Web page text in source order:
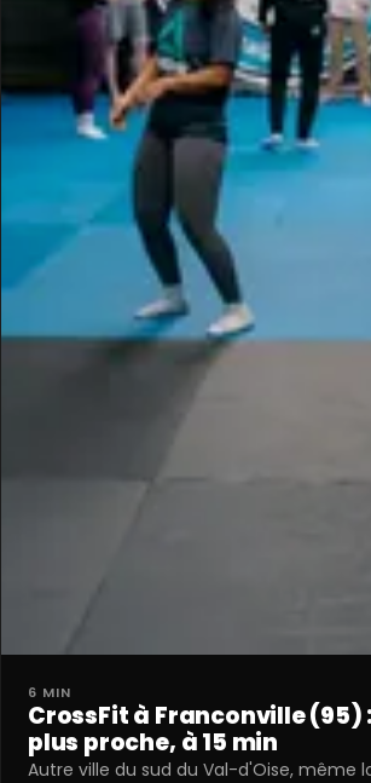
6 MIN
CrossFit à Franconville (95)
plus proche, à 15 min
Autre ville du sud du Val-d'Oise, même